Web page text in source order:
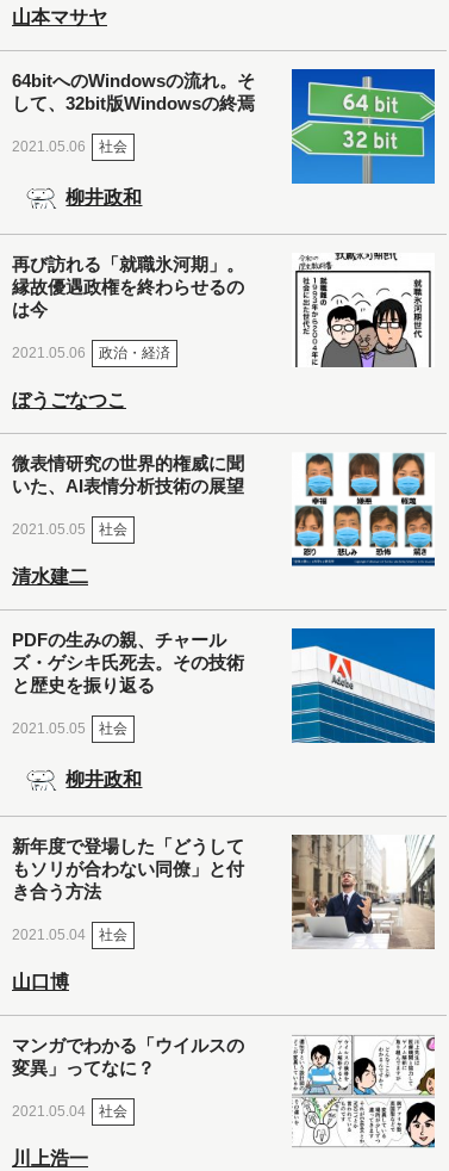
山本マサヤ
64bitへのWindowsの流れ。そ
して、32bit版Windowsの終焉
2021.05.06 社会
柳井政和
再び訪れる「就職氷河期」。
縁故優遇政権を終わらせるの
は今
2021.05.06 政治・経済
ぼうごなつこ
微表情研究の世界的権威に聞
いた、AI表情分析技術の展望
2021.05.05 社会
清水建二
PDFの生みの親、チャール
ズ・ゲシキ氏死去。その技術
と歴史を振り返る
2021.05.05 社会
柳井政和
新年度で登場した「どうして
もソリが合わない同僚」と付
き合う方法
2021.05.04 社会
山口博
マンガでわかる「ウイルスの
変異」ってなに？
2021.05.04 社会
川上浩一